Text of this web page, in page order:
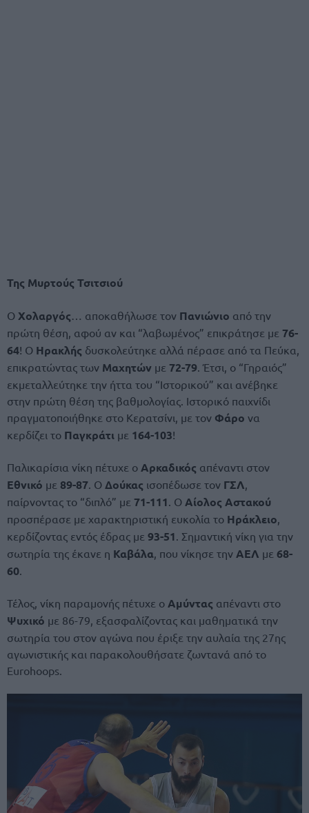
Της Μυρτούς Τσιτσιού
Ο Χολαργός … αποκαθήλωσε τον Πανιώνιο από την
πρώτη θέση, αφού αν και “λαβωμένος” επικράτησε με 76-
64! Ο Ηρακλής δυσκολεύτηκε αλλά πέρασε από τα Πεύκα,
επικρατώντας των Μαχητών με 72-79 . Έτσι, ο “Γηραιός”
εκμεταλλεύτηκε την ήττα του “Ιστορικού” και ανέβηκε
στην πρώτη θέση της βαθμολογίας. Ιστορικό παιχνίδι
πραγματοποιήθηκε στο Κερατσίνι, με τον Φάρο να
κερδίζει το Παγκράτι με 164-103!
Παλικαρίσια νίκη πέτυχε ο Αρκαδικός απέναντι στον
Εθνικό με 89-87 . Ο Δούκας ισοπέδωσε τον ΓΣΛ
παίρνοντας το “διπλό” με 71-111 . Ο Αίολος Αστακού
προσπέρασε με χαρακτηριστική ευκολία το Ηράκλειο
κερδίζοντας εντός έδρας με 93-51 . Σημαντική νίκη για την
σωτηρία της έκανε η Καβάλα , που νίκησε την ΑΕΛ με 68-
60
Τέλος, νίκη παραμονής πέτυχε ο Αμύντας απέναντι στο
Ψυχικό με 86-79, εξασφαλίζοντας και μαθηματικά την
σωτηρία του στον αγώνα που έριξε την αυλαία της 27ης
αγωνιστικής και παρακολουθήσατε ζωντανά από το
Eurohoops.